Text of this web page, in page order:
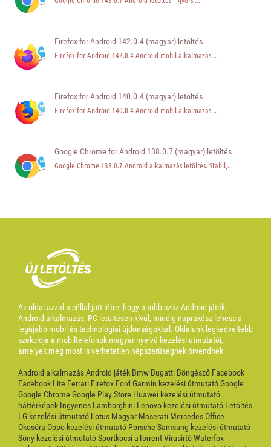
Firefox for Android 142.0.4 (magyar) letöltés
Firefox for Android 142.0.4 Android mobil alkalmazás...
Firefox for Android 140.0.4 (magyar) letöltés
Firefox for Android 140.0.4 Android mobil alkalmazás...
Google Chrome for Android 138.0.7 (magyar) letöltés
Google Chrome 138.0.7 Android alkalmazás letöltés. Stabil,...
Az oldal azzal a céllal jött létre, hogy a több száz Android játék,
Android alkalmazás, PC letöltésen kívül, mindig naprakész lehess a
legújabb mobil és technológiai újdonságokkal. Oldalunk legkedveltebb
szekciója a mobiltelefonok magyar nyelvű kezelési útmutatói,
amelyek még most is verhetetlen népszerűségnek örvendnek.
Android alkalmazásAndroid játék Bmw Bugatti Böngésző Facebook
Facebook Lite Ferrari Firefox Ford Garmin kezelési útmutatóGoogle
Google Chrome Google Play Store Huawei kezelési útmutató
háttérképek Ingyenes Lamborghini Lenovo kezelési útmutató Letöltés
LG kezelési útmutató Lotus Magyar Maserati Mercedes Office
Okosóra Oppo kezelési útmutató Porsche Samsung kezelési útmutató
Sony kezelési útmutatóSportkocsi uTorrentVírusirtóWaterfox